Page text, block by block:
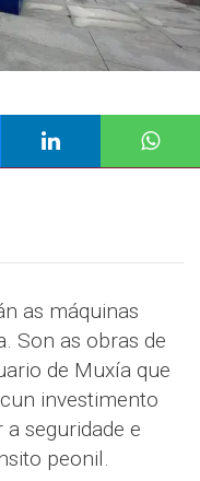
as máquinas
Son as obras de
de Muxía que
investimento
seguridade e
peonil.